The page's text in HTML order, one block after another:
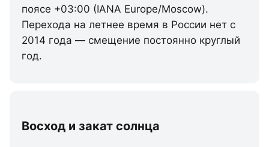
поясе +03:00 (IANA Europe/Moscow).
Перехода на летнее время в России нет с
2014 года — смещение постоянно круглый
год.
Восход и закат солнца